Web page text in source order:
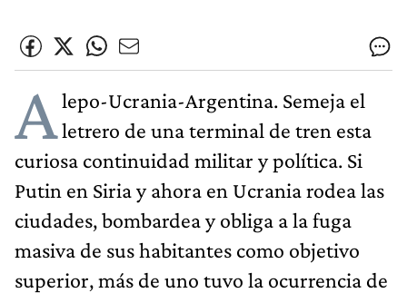
Alepo-Ucrania-Argentina. Semeja el
letrero de una terminal de tren esta
curiosa continuidad militar y política. Si
Putin en Siria y ahora en Ucrania rodea las
ciudades, bombardea y obliga a la fuga
masiva de sus habitantes como objetivo
superior, más de uno tuvo la ocurrencia de